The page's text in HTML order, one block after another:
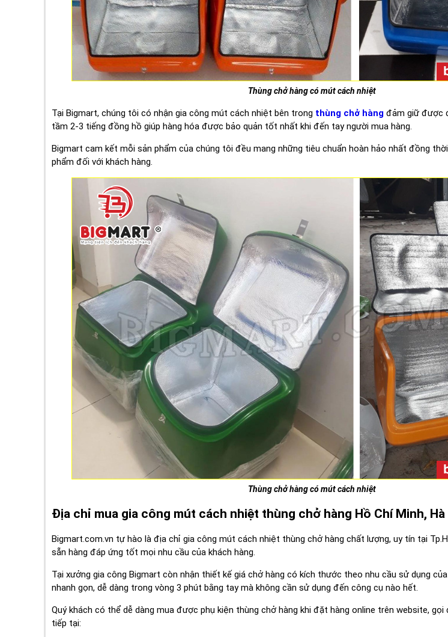
Thùng chở hàng có mút cách nhiệt
Tại Bigmart, chúng tôi có nhận gia công mút cách nhiệt bên trong thùng chở hàng đảm giữ được
tầm 2-3 tiếng đồng hồ giúp hàng hóa được bảo quản tốt nhất khi đến tay người mua hàng.
Bigmart cam kết mỗi sản phẩm của chúng tôi đều mang những tiêu chuẩn hoàn hảo nhất đồng
phẩm đối với khách hàng.
Thùng chở hàng có mút cách nhiệt
Địa chỉ mua gia công mút cách nhiệt thùng chở hàng Hồ Chí Minh, Hà
Bigmart.com.vn tự hào là địa chỉ gia công mút cách nhiệt thùng chở hàng chất lượng, uy tín tại
sẵn hàng đáp ứng tốt mọi nhu cầu của khách hàng.
Tại xưởng gia công Bigmart còn nhận thiết kế giá chở hàng có kích thước theo nhu cầu sử dụng
nhanh gọn, dễ dàng trong vòng 3 phút bằng tay mà không cần sử dụng đến công cụ nào hết.
Quý khách có thể dễ dàng mua được phụ kiện thùng chở hàng khi đặt hàng online trên website,
tiếp tại: